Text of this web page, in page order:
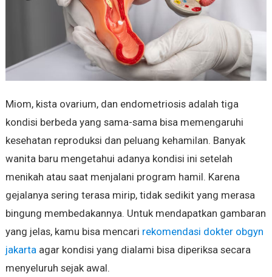
Miom, kista ovarium, dan endometriosis adalah tiga
kondisi berbeda yang sama-sama bisa memengaruhi
kesehatan reproduksi dan peluang kehamilan. Banyak
wanita baru mengetahui adanya kondisi ini setelah
menikah atau saat menjalani program hamil. Karena
gejalanya sering terasa mirip, tidak sedikit yang merasa
bingung membedakannya. Untuk mendapatkan gambaran
yang jelas, kamu bisa mencari rekomendasi dokter obgyn
jakartaagar kondisi yang dialami bisa diperiksa secara
menyeluruh sejak awal.